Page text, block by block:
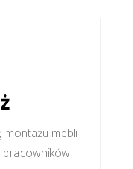
montażu mebli